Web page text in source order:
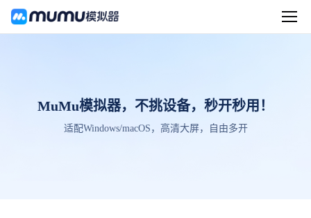
MuMu模拟器，不挑设备，秒开秒用！
适配Windows/macOS，高清大屏，自由多开